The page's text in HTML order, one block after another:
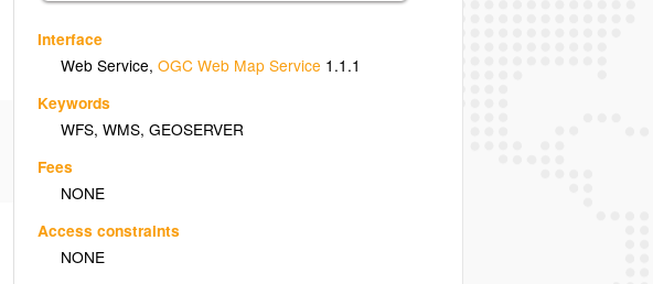
Interface
Web Service,OGC Web Map Service 1.1.1
Keywords
WFS,WMS,GEOSERVER
Fees
NONE
Access constraints
NONE